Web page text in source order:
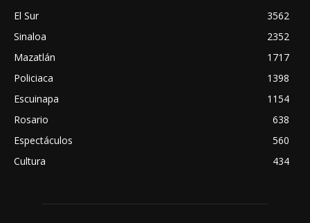
El Sur
3562
Sinaloa
2352
Mazatlán
1717
Policiaca
1398
Escuinapa
1154
Rosario
638
Espectáculos
560
Cultura
434